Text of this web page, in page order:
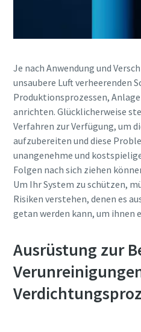
Erfahren Sie mehr
Je nach Anwendung und
unsaubere Luft verheerenden
Produktionsprozessen,
anrichten. Glücklicherweise
Verfahren zur Verfügung, um
aufzubereiten und diese
unangenehme und
Folgen nach sich ziehen
Um Ihr System zu schützen,
Risiken verstehen, denen es
getan werden kann, um ihnen
Ausrüstung zur